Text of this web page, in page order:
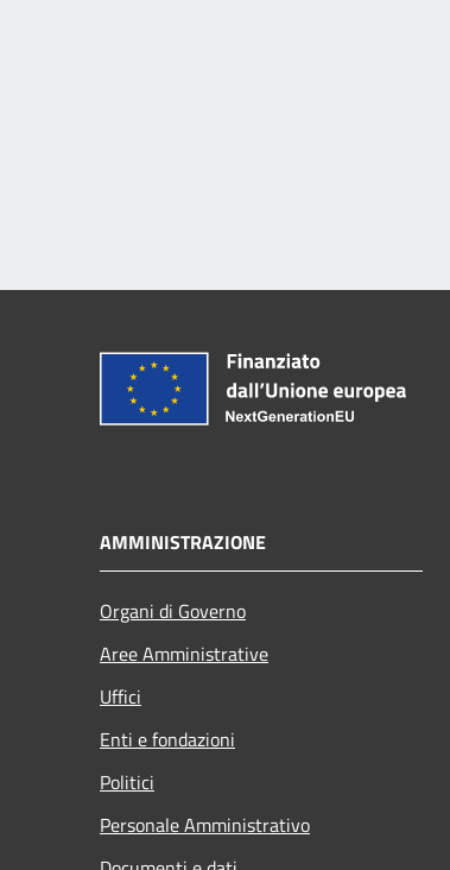
AMMINISTRAZIONE
Organi di Governo
Aree Amministrative
Uffici
Enti e fondazioni
Politici
Personale Amministrativo